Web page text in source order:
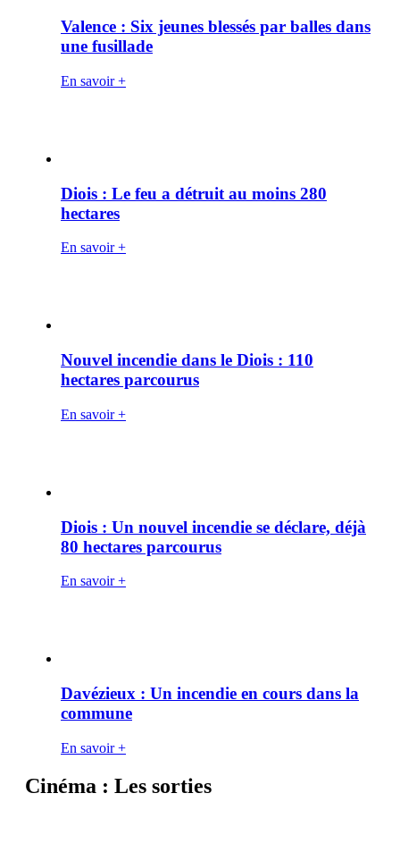
Valence : Six jeunes blessés par balles dans
une fusillade
En savoir +
Diois : Le feu a détruit au moins 280
hectares
En savoir +
Nouvel incendie dans le Diois : 110
hectares parcourus
En savoir +
Diois : Un nouvel incendie se déclare, déjà
80 hectares parcourus
En savoir +
Davézieux : Un incendie en cours dans la
commune
En savoir +
Cinéma : Les sorties